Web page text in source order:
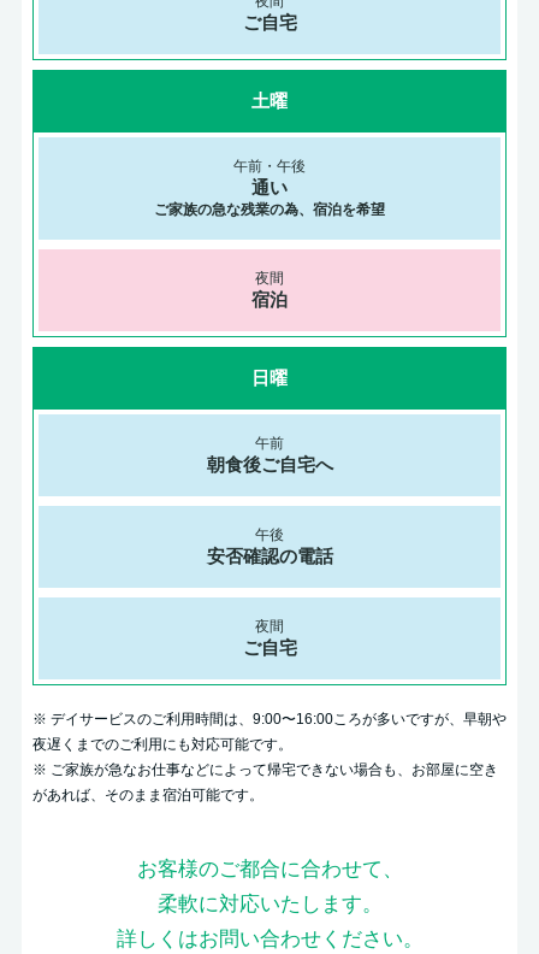
ご自宅
土曜
通い
ご家族の急な残業の為、宿泊を希望
宿泊
日曜
朝食後ご自宅へ
安否確認の電話
ご自宅
※ デイサービスのご利用時間は、9:00〜16:00ころが多いですが、早朝や
夜遅くまでのご利用にも対応可能です。
※ ご家族が急なお仕事などによって帰宅できない場合も、お部屋に空き
があれば、そのまま宿泊可能です。
お客様のご都合に合わせて、
柔軟に対応いたします。
詳しくはお問い合わせください。